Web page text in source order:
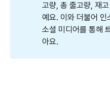
고량, 총 출고량, 재
예요. 이와 더불어 인
소셜 미디어를 통해
아요.